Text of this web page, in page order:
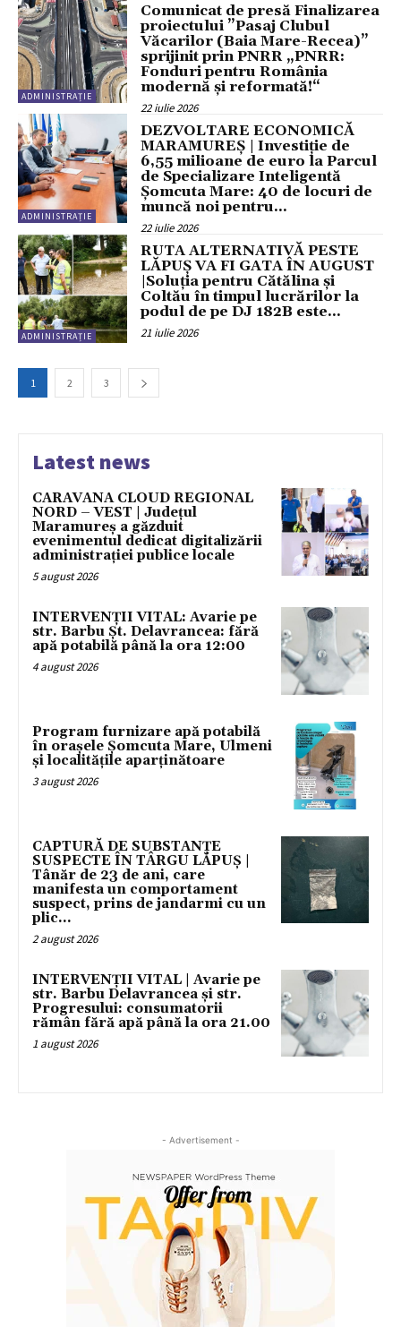
ADMINISTRAȚIE
Comunicat de presă Finalizarea
proiectului ”Pasaj Clubul
Văcarilor (Baia Mare-Recea)”
sprijinit prin PNRR „PNRR:
Fonduri pentru România
modernă și reformată!“
22 iulie 2026
ADMINISTRAȚIE
DEZVOLTARE ECONOMICĂ
MARAMUREȘ | Investiție de
6,55 milioane de euro la Parcul
de Specializare Inteligentă
Șomcuta Mare: 40 de locuri de
muncă noi pentru...
22 iulie 2026
ADMINISTRAȚIE
RUTA ALTERNATIVĂ PESTE
LĂPUȘ VA FI GATA ÎN AUGUST
|Soluția pentru Cătălina și
Coltău în timpul lucrărilor la
podul de pe DJ 182B este...
21 iulie 2026
1 2 3
Latest news
CARAVANA CLOUD REGIONAL
NORD – VEST | Județul
Maramureș a găzduit
evenimentul dedicat digitalizării
administrației publice locale
5 august 2026
INTERVENȚII VITAL: Avarie pe
str. Barbu Șt. Delavrancea: fără
apă potabilă până la ora 12:00
4 august 2026
Program furnizare apă potabilă
în orașele Șomcuta Mare, Ulmeni
și localitățile aparținătoare
3 august 2026
CAPTURĂ DE SUBSTANȚE
SUSPECTE ÎN TÂRGU LĂPUȘ |
Tânăr de 23 de ani, care
manifesta un comportament
suspect, prins de jandarmi cu un
plic...
2 august 2026
INTERVENȚII VITAL | Avarie pe
str. Barbu Delavrancea și str.
Progresului: consumatorii
rămân fără apă până la ora 21.00
1 august 2026
- Advertisement -